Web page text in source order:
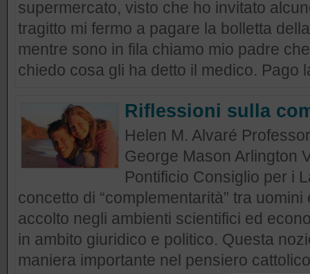
supermercato, visto che ho invitato
tragitto mi fermo a pagare la bolletta
mentre sono in fila chiamo mio padre
chiedo cosa gli ha detto il medico. Pago
Riflessioni sulla
Helen M. Alvaré
George Mason Arlington
Pontificio Consiglio per i
concetto di “complementarità” tra
accolto negli ambienti scientifici ed
in ambito giuridico e politico. Questa
maniera importante nel pensiero